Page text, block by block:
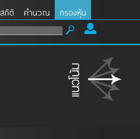
สถิติ คำนวณ กรองหุ้น